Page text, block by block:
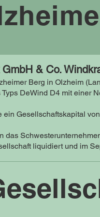
& Co.
Berg in Olzheim
DeWind D4 mit einer
Gesellschaftskapital
das
liquidiert und im